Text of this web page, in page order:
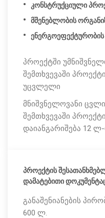
კონსტრუქციული
მშენებლობის
პროექტში
შემთხვევაში
უცვლელი
მნიშვნელოვანი
შემთხვევაში
დაიანგარიშება 12 ლ-
პროექტის
დამატებითი
განაშენიანების
600 ლ.